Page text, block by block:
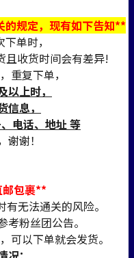
规定，现有如下告知**
单时，
且收货时间会有差异!
重复下单，
上时，
息，
电话、地址 等
谢谢！
邮包裹**
无法通关的风险。
粉丝团公告。
可以下单就会发货。